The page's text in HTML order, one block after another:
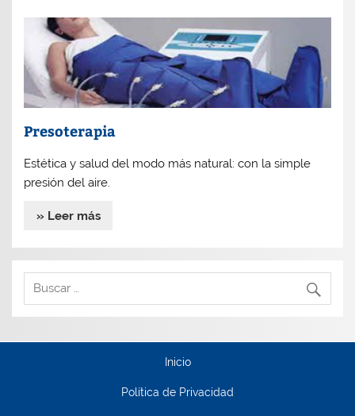
Presoterapia
Estética y salud del modo más natural: con la simple
presión del aire.
» Leer más
Inicio
Política de Privacidad